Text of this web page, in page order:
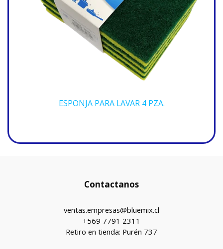
ESPONJA PARA LAVAR 4 PZA.
Contactanos
ventas.empresas@bluemix.cl
+569 7791 2311
Retiro en tienda: Purén 737